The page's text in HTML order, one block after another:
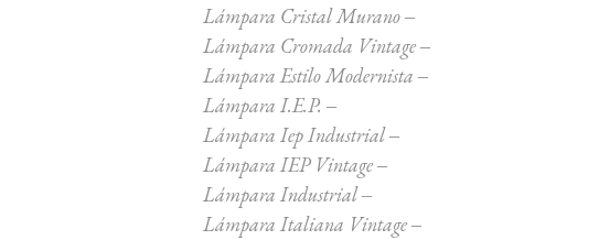
Lámpara Cristal Murano
Lámpara Cromada Vintage
Lámpara Estilo Modernista
Lámpara I.E.P.
Lámpara Iep Industrial
Lámpara IEP Vintage
Lámpara Industrial
Lámpara Italiana Vintage